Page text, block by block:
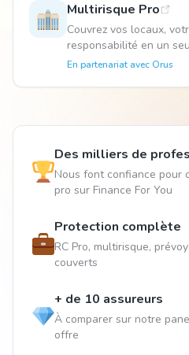
04 51 55 49 38
Multirisque Pro
Couvrez vos locaux,
responsabilité en un
En partenariat avecOrus
Des milliers de
Nous font confiance pour
pro sur Finance For You
Protection complète
RC Pro, multirisque,
couverts
+ de 10 assureurs
À comparer sur notre
offre